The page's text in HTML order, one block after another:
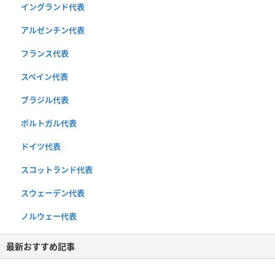
イングランド代表
アルゼンチン代表
フランス代表
スペイン代表
ブラジル代表
ポルトガル代表
ドイツ代表
スコットランド代表
スウェーデン代表
ノルウェー代表
最新おすすめ記事